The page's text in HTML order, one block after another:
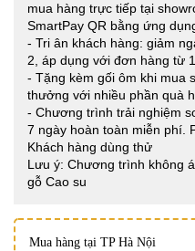
mua hàng trực tiếp tại
SmartPay QR bằng ứng
- Tri ân khách hàng: giảm
2, áp dụng với đơn hàng từ
- Tặng kèm gối ôm khi mua
thưởng với nhiều phần quà
- Chương trình trải nghiệm
7 ngày hoàn toàn miễn phí.
Khách hàng dùng thử
Lưu ý: Chương trình không
gỗ Cao su
Mua hàng tại TP Hà Nội